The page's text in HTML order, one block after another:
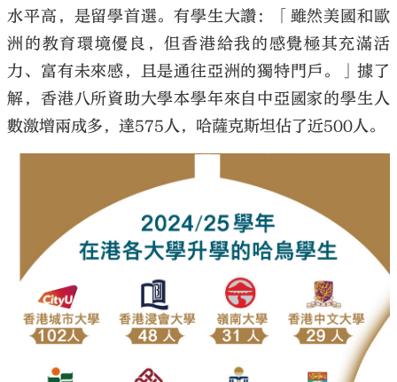
水平高，是留學首選。有學生大讚：「雖然美國和歐
洲的教育環境優良，但香港給我的感覺極其充滿活
力、富有未來感，且是通往亞洲的獨特門戶。」據了
解，香港八所資助大學本學年來自中亞國家的學生人
數激增兩成多，達575人，哈薩克斯坦佔了近500人。